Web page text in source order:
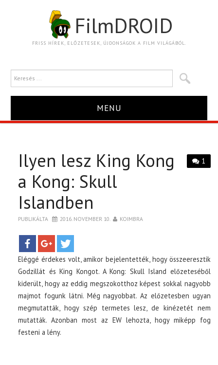
FilmDROID
FRISS HÍREK, ELŐZETESEK, ÚJDONSÁGOK A FILM VILÁGÁBÓL.
MENU
TRAILER
KRITIKA
BOXOFFICE
TOP10
KULISSZA
CIKK
PÓLÓ RENDELÉS
1
Ilyen lesz King Kong
a Kong: Skull
Islandben
PUBLIKÁLTA 2016. NOVEMBER 10. KOIMBRA
Eléggé érdekes volt, amikor bejelentették, hogy összeeresztik
Godzillát és King Kongot. A Kong: Skull Island előzeteséből
kiderült, hogy az eddig megszokotthoz képest sokkal nagyobb
majmot fogunk látni. Még nagyobbat. Az előzetesben ugyan
megmutatták, hogy szép termetes lesz, de kinézetét nem
mutatták. Azonban most az EW lehozta, hogy miképp fog
festeni a lény.